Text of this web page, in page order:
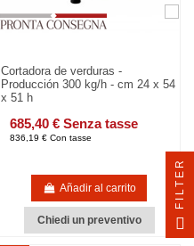
Cortadora de verduras -
Producción 300 kg/h - cm 24 x 54
x 51 h
685,40 € Senza tasse
836,19 € Con tasse
Añadir al carrito
Chiedi un preventivo
FILTER